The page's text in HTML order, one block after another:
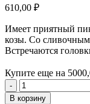
610,00 ₽
Имеет приятный
козы. Со сливочным
Встречаются
Купите еще на
В корзину